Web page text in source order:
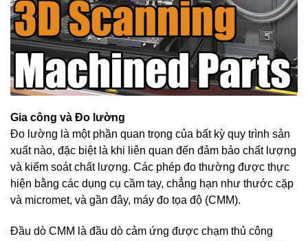
Gia công và Đo lường
Đo lường là một phần quan trọng của bất kỳ quy trình sản
xuất nào, đặc biệt là khi liên quan đến đảm bảo chất lượng
và kiểm soát chất lượng. Các phép đo thường được thực
hiện bằng các dụng cụ cầm tay, chẳng hạn như thước cặp
và micromet, và gần đây, máy đo tọa độ (CMM).
Đầu dò CMM là đầu dò cảm ứng được chạm thủ công